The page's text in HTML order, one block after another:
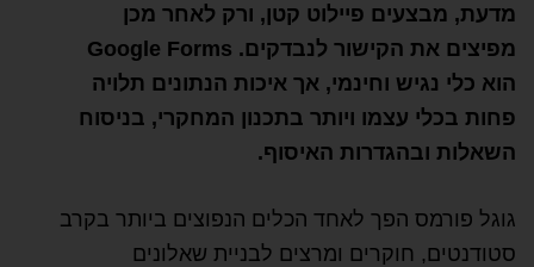
מדעת, מבצעים פיילוט קטן, ורק לאחר מכן
מפיצים את הקישור לנבדקים. Google Forms
הוא כלי נגיש וחינמי, אך איכות הנתונים תלויה
פחות בכלי עצמו ויותר בתכנון המחקרי, בניסוח
השאלות ובהגדרות האיסוף.
גוגל פורמס הפך לאחד הכלים הנפוצים ביותר בקרב
סטודנטים, חוקרים ומרצים לבניית שאלונים